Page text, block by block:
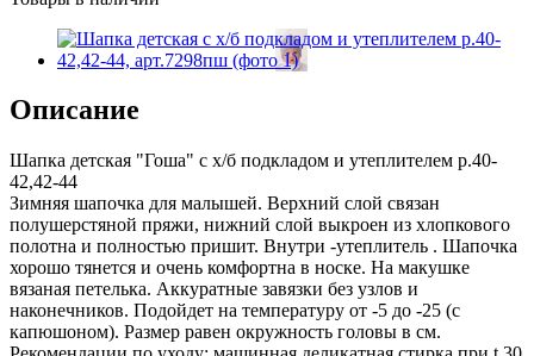
Описание
Шапка детская "Гоша" с х/б подкладом и утеплителем р.40-
42,42-44
Зимняя шапочка для малышей. Верхний слой связан
полушерстяной пряжи, нижний слой выкроен из хлопкового
полотна и полностью пришит. Внутри -утеплитель . Шапочка
хорошо тянется и очень комфортна в носке. На макушке
вязаная петелька. Аккуратные завязки без узлов и
наконечников. Подойдет на температуру от -5 до -25 (с
капюшоном). Размер равен окружность головы в см.